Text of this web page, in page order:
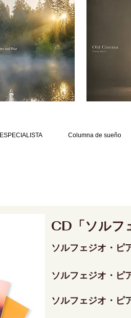
ESPECIALISTA Columna de sueño
CD「ソルフ
ソルフェジオ・
ソルフェジオ・
ソルフェジオ・